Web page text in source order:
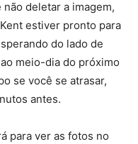
deletar a imagem,
estiver pronto para
do lado de
ao meio-dia do próximo
se você se atrasar,
antes.
para ver as fotos no